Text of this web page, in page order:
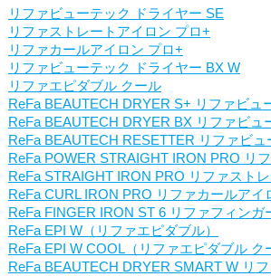
リファビューテック ドライヤー SE
リファストレートアイロン プロ+
リファカールアイロン プロ+
リファビューテック ドライヤー BX W
リファエピダブル クール
ReFa BEAUTECH DRYER S+ リファビュ
ReFa BEAUTECH DRYER BX リファビュ
ReFa BEAUTECH RESETTER リファビ
ReFa POWER STRAIGHT IRON PRO リ
ReFa STRAIGHT IRON PRO リファスト
ReFa CURL IRON PRO リファカールアイ
ReFa FINGER IRON ST 6 リファフィンガ
ReFa EPI W（リファエピダブル）
ReFa EPI W COOL（リファエピダブル ク
ReFa BEAUTECH DRYER SMART W リ